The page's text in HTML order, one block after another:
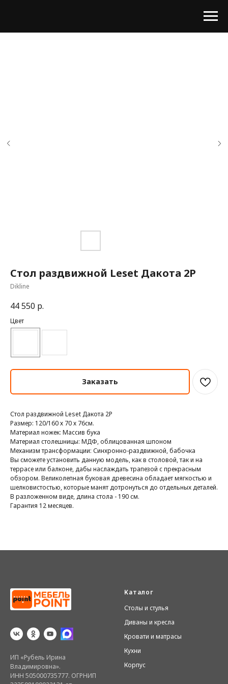
Стол раздвижной Leset Дакота 2Р
Dikline
44 550 р.
Цвет
Заказать
Стол раздвижной Leset Дакота 2Р
Размер: 120/160 х 70 х 76см.
Материал ножек: Массив бука
Материал столешницы: МДФ, облицованная шпоном
Механизм трансформации: Синхронно-раздвижной, бабочка
Вы сможете установить данную модель, как в столовой, так и на
террасе или балконе, дабы наслаждать трапезой с прекрасным
обзором. Великолепная буковая древесина обладает мягкостью и
шелковистостью, которые манят дотронуться до отдельных деталей.
В разложенном виде, длина стола - 190 см.
Гарантия 12 месяцев.
ИП «Рубель Ирина
Владимировна».
ИНН 505000735777. ОГРНИП
Каталог
Столы и стулья
Диваны и кресла
Кровати и матрасы
Кухни
Корпус